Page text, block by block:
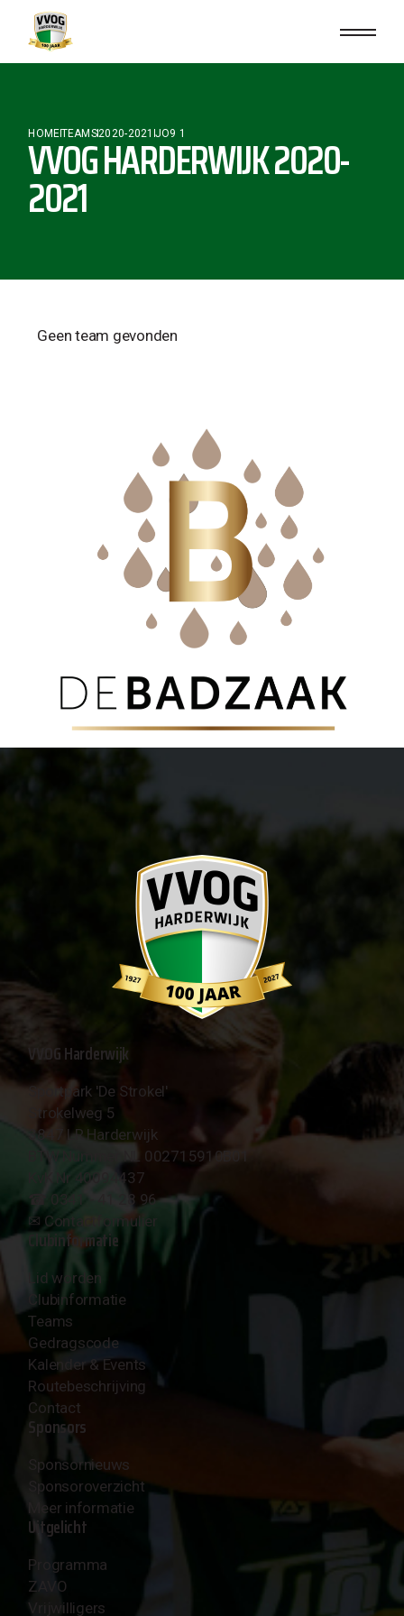
HOMETEAMS2020-2021 JO9 1
VVOG HARDERWIJK 2020-
2021
Geen team gevonden
VVOG Harderwijk
Sportpark 'De Strokel'
Strokelweg 5
3847 LR Harderwijk
BTW Nummer NL 002715910B01
KvK Nr 40094437
☎︎ 0341 - 41 28 96
✉︎ Contactformulier
Clubinformatie
Lid worden
Clubinformatie
Teams
Gedragscode
Kalender & Events
Routebeschrijving
Contact
Sponsors
Sponsornieuws
Sponsoroverzicht
Meer informatie
Uitgelicht
Programma
ZAVO
Vrijwilligers